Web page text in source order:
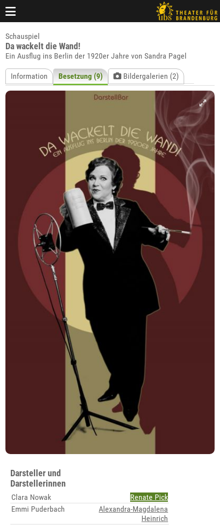
Schauspiel
Da wackelt die Wand!
Ein Ausflug ins Berlin der 1920er Jahre von Sandra Pagel
Information Besetzung (9) Bildergalerien (2)
Darsteller und
Darstellerinnen
Clara Nowak
Renate Pick
Emmi Puderbach
Alexandra-Magdalena
Heinrich